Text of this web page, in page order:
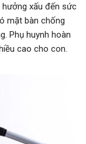
hưởng xấu đến sức
mặt bàn chống
Phụ huynh hoàn
cao cho con.